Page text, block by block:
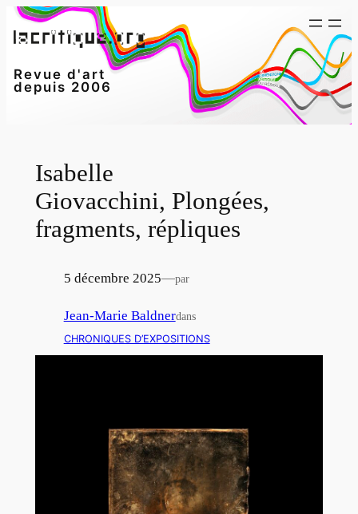
Aller
au
Revue d'art
depuis 2006
Isabelle
Giovacchini, Plongées,
fragments, répliques
5 décembre 2025—par
Jean-Marie Baldnerdans
CHRONIQUES D’EXPOSITIONS